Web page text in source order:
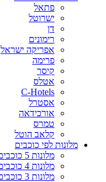
פתאל
ישרוטל
דן
רימונים
אפריקה ישראל
פרימה
קיסר
אטלס
C-Hotels
אסטרל
אורכידאה
טמרס
קלאב הוטל
מלונות לפי כוכבים
מלונות 5 כוכבים
מלונות 4 כוכבים
מלונות 3 כוכבים